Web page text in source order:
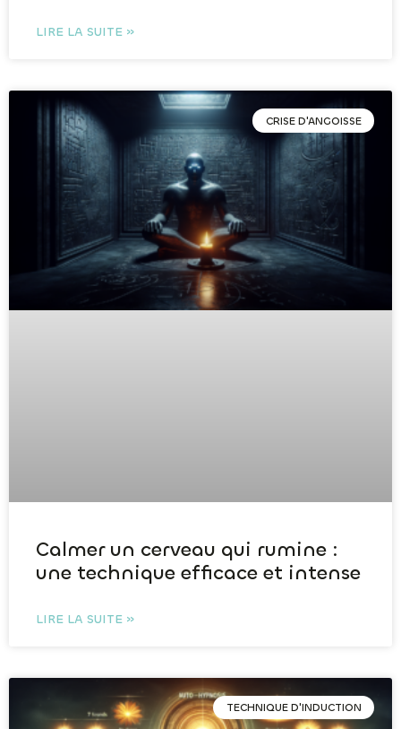
LIRE LA SUITE »
CRISE D'ANGOISSE
Calmer un cerveau qui rumine :
une technique efficace et intense
LIRE LA SUITE »
TECHNIQUE D'INDUCTION